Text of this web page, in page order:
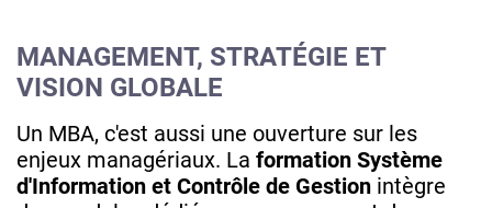
MANAGEMENT, STRATÉGIE ET
VISION GLOBALE
Un MBA, c'est aussi une ouverture sur les
enjeux managériaux. La formation Système
d'Information et Contrôle de Gestion intègre